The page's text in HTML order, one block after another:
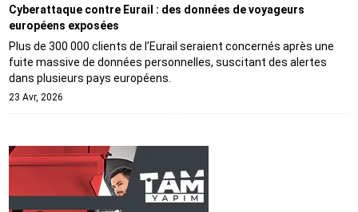
Cyberattaque contre Eurail : des données de voyageurs
européens exposées
Plus de 300 000 clients de l’Eurail seraient concernés après une
fuite massive de données personnelles, suscitant des alertes
dans plusieurs pays européens.
23 Avr, 2026